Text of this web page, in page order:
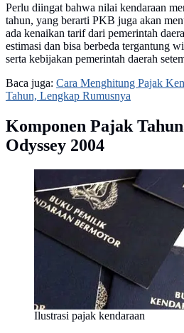
Perlu diingat bahwa nilai kendaraan
tahun, yang berarti PKB juga akan
ada kenaikan tarif dari pemerintah
estimasi dan bisa berbeda tergantung
serta kebijakan pemerintah daerah
Baca juga: Cara Menghitung Pajak
Tahun, Lengkap Rumusnya
Komponen Pajak
Odyssey 2004
Ilustrasi pajak kendaraan